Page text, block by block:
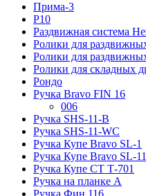
Прима-3
Р10
Раздвижная система
Ролики для
Ролики для
Ролики для складных
Рондо
Ручка Bravo FIN 16
006
Ручка SHS-11-B
Ручка SHS-11-WC
Ручка Купе Bravo SL-1
Ручка Купе Bravo SL-11
Ручка Купе СТ Т-701
Ручка на планке А
Ручка Фин 116